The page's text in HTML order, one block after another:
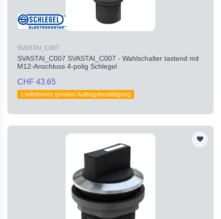
SVASTAI_C007
SVASTAI_C007 SVASTAI_C007 - Wahlschalter tastend mit
M12-Anschluss 4-polig Schlegel
CHF 43.65
Liefertermin gemäss Auftragsbestätigung